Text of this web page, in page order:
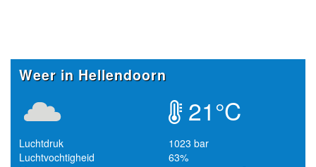
Weer in Hellendoorn
21°C
Luchtdruk
1023 bar
Luchtvochtigheid
63%